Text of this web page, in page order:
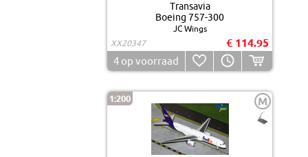
Transavia
Boeing 757-300
JC Wings
XX20347
€ 114.95
4 op voorraad
1:200 M